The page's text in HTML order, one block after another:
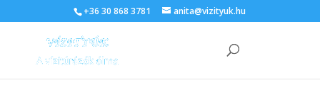
+36 30 868 3781 anita@vizityuk.hu